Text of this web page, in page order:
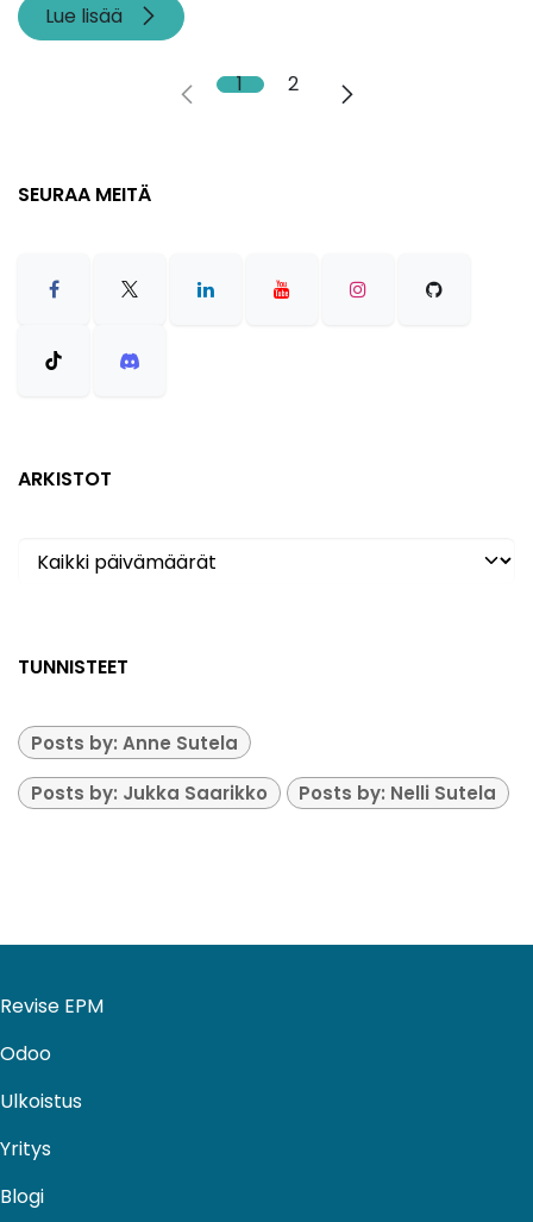
Lue lisää
1 2
SEURAA MEITÄ
ARKISTOT
TUNNISTEET
Posts by: Anne Sutela
Posts by: Jukka Saarikko Posts by: Nelli Sutela
Revise EPM
Odoo
Ulkoistus​
Yritys
Blogi